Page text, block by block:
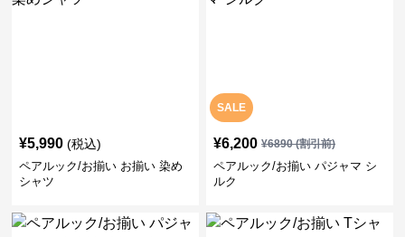
¥5,990 (税込)
ペアルック/お揃い お揃い 染め
シャツ
SALE
¥6,200 ¥6890(割引前)
ペアルック/お揃い パジャマ シ
ルク